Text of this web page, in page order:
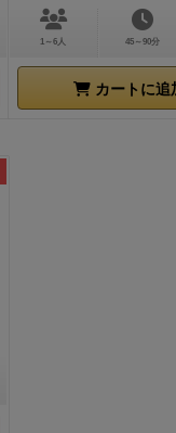
1～6人 45～90分
カートに追